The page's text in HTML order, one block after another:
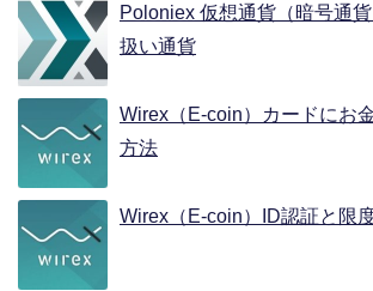
Poloniex 仮想通貨（暗号通
扱い通貨
Wirex（E-coin）カードにお
方法
Wirex（E-coin）ID認証と限